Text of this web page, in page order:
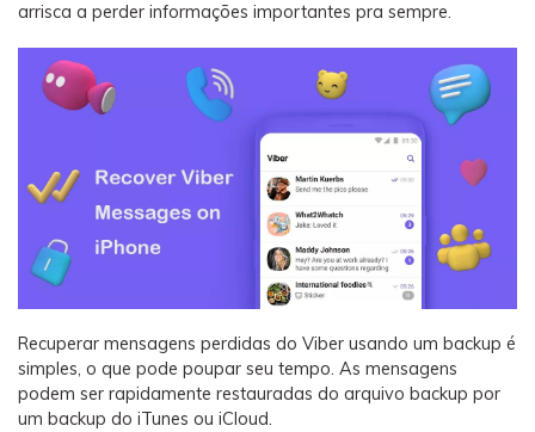
arrisca a perder informações importantes pra sempre.
Recuperar mensagens perdidas do Viber usando um backup é
simples, o que pode poupar seu tempo. As mensagens
podem ser rapidamente restauradas do arquivo backup por
um backup do iTunes ou iCloud.